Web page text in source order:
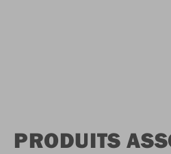
PRODUITS